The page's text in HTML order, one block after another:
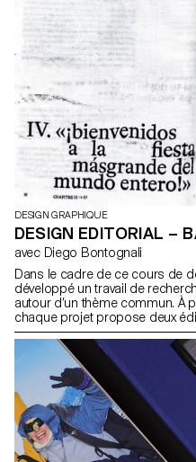
DESIGN GRAPHIQUE
DESIGN EDITORIAL –
avec Diego Bontognali
Dans le cadre de ce cours de
développé un travail de
autour d’un thème commun. À
chaque projet propose deux
déclinées dans un grand et un